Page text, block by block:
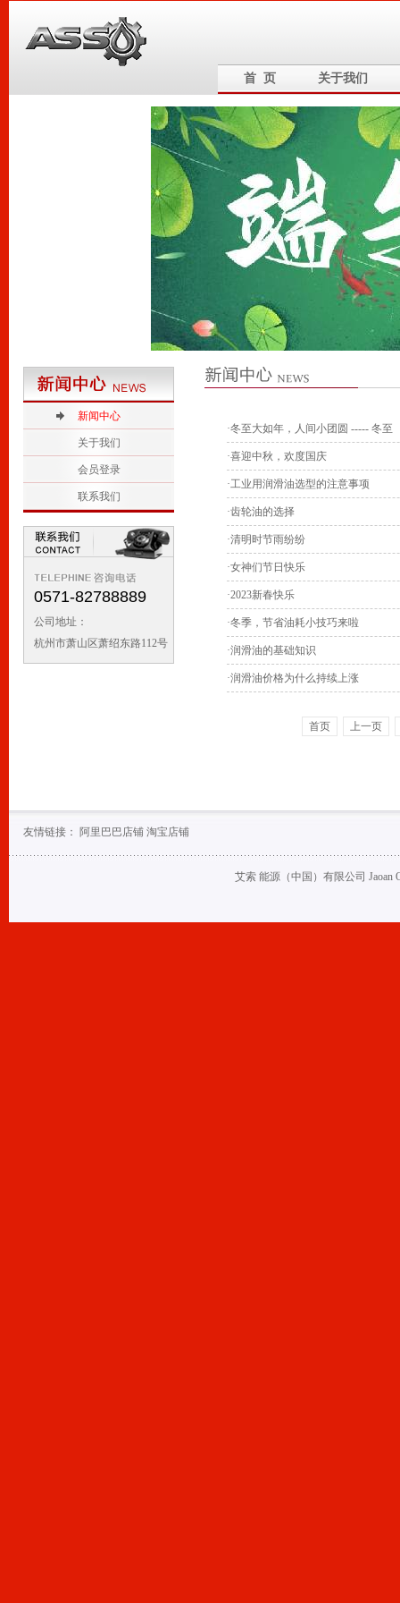
首 页 关于我们
5
3
新闻中心
关于我们
会员登录
联系我们
0571-82788889
公司地址：
杭州市萧山区萧绍东路112号
·冬至大如年，人间小团圆 ----- 冬至
·喜迎中秋，欢度国庆
·工业用润滑油选型的注意事项
·齿轮油的选择
·清明时节雨纷纷
·女神们节日快乐
·2023新春快乐
·冬季，节省油耗小技巧来啦
·润滑油的基础知识
·润滑油价格为什么持续上涨
首页 上一页
友情链接： 阿里巴巴店铺 淘宝店铺
艾索 能源（中国）有限公司 Jaoan